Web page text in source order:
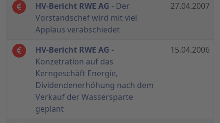
HV-Bericht RWE AG - Der
Vorstandschef wird mit viel
Applaus verabschiedet
27.04.2007
HV-Bericht RWE AG -
Konzetration auf das
Kerngeschäft Energie,
Dividendenerhöhung nach dem
Verkauf der Wassersparte
geplant
15.04.2006